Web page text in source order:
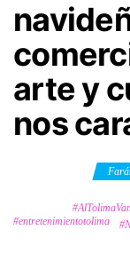
arte y
nos
#entretenimientotolima